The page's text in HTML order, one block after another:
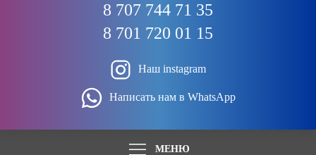
8 707 744 71 35
8 701 720 01 15
Наш instagram
Написать нам в WhatsApp
МЕНЮ